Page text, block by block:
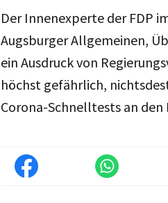
Der Innenexperte der FDP
Augsburger Allgemeinen,
ein Ausdruck von
höchst gefährlich,
Corona-Schnelltests an